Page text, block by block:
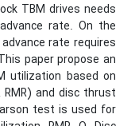
TBM drives needs
rate. On the
rate requires
paper propose an
utilization based on
and disc thrust
test is used for